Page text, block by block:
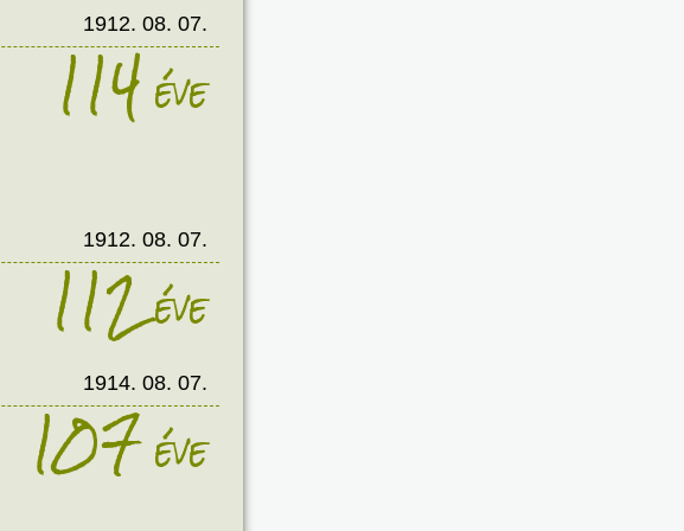
1912. 08. 07.
114éve
1912. 08. 07.
112éve
1914. 08. 07.
107éve